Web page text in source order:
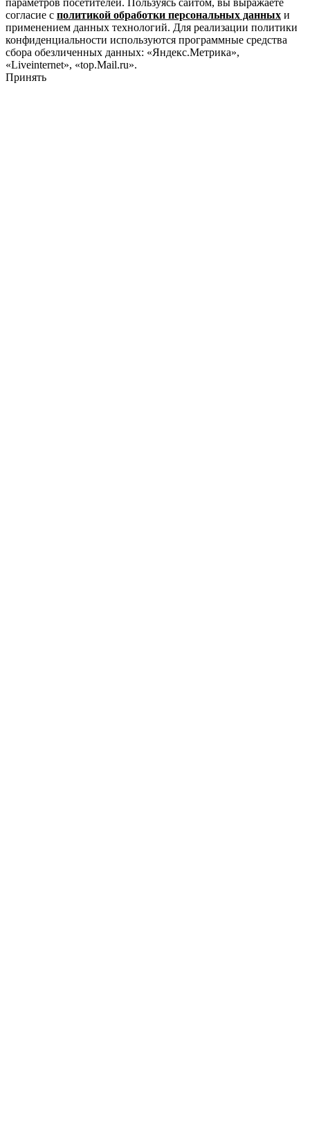
параметров посетителей. Пользуясь сайтом, вы выражаете
согласие с политикой обработки персональных данных и
применением данных технологий. Для реализации политики
конфиденциальности используются программные средства
сбора обезличенных данных: «Яндекс.Метрика»,
«Liveinternet», «top.Mail.ru».
Принять